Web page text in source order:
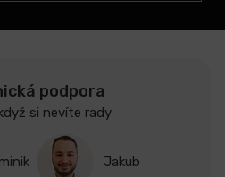
podpora
si nevíte rady
Jakub